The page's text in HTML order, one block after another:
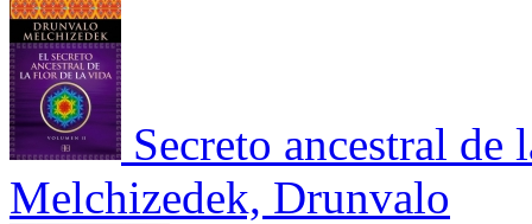
Secreto ancestral
Melchizedek, Drunvalo